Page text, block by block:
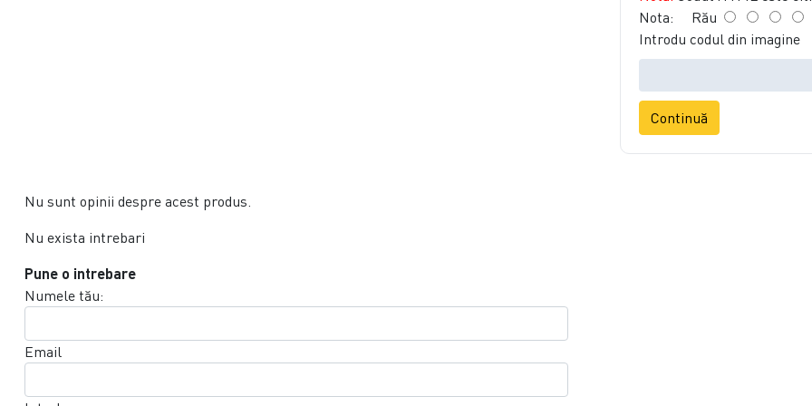
Nota: Rău
Introdu codul din imagine
Continuă
Nu sunt opinii despre acest produs.
Nu exista intrebari
Pune o intrebare
Numele tău:
Email